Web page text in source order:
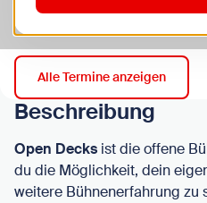
Alle Termine anzeigen
Beschreibung
Open Decks ist die offene
du die Möglichkeit, dein
weitere Bühnenerfahrung zu